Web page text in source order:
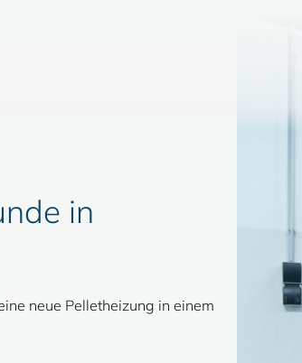
in
neue Pelletheizung in einem